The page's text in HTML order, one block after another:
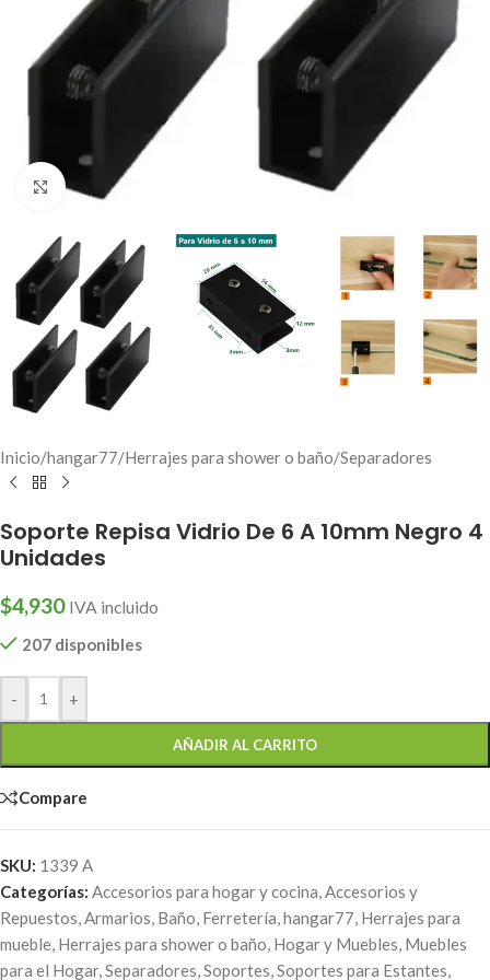
Click to enlarge
Inicio/hangar77/Herrajes para shower o baño/Separadores
Soporte Repisa Vidrio De 6 A 10mm Negro 4
Unidades
$4,930 IVA incluido
207 disponibles
- +
AÑADIR AL CARRITO
Compare
SKU: 1339 A
Categorías: Accesorios para hogar y cocina Accesorios y
Repuestos Armarios Baño Ferretería hangar77 Herrajes para
mueble Herrajes para shower o baño Hogar y Muebles Muebles
para el Hogar, Separadores Soportes Soportes para Estantes